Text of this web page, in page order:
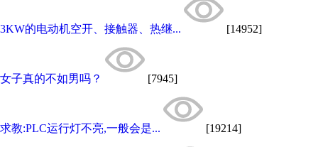
3KW的电动机空开、接触器、热继... [14952]
女子真的不如男吗？ [7945]
求教:PLC运行灯不亮,一般会是... [19214]